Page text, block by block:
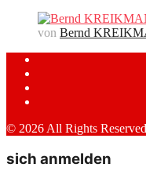
von Bernd
© 2026 All Rights Reserved
sich anmelden